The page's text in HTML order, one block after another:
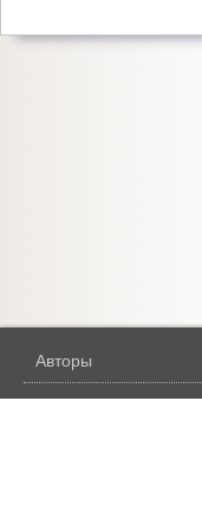
Авторы